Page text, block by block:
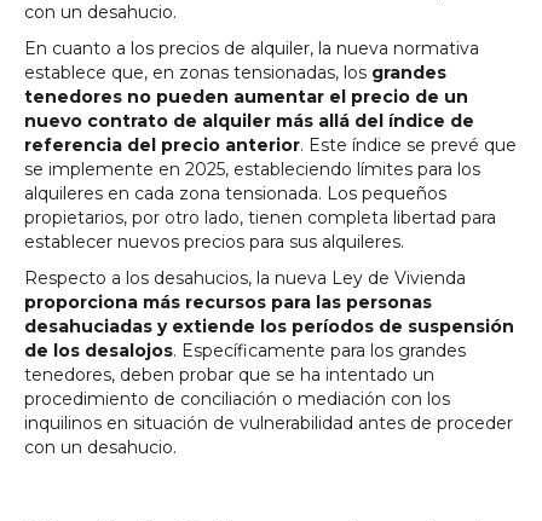
con un desahucio.
En cuanto a los precios de alquiler, la nueva normativa
establece que, en zonas tensionadas, los grandes
tenedores no pueden aumentar el precio de un
nuevo contrato de alquiler más allá del índice de
referencia del precio anterior. Este índice se prevé que
se implemente en 2025, estableciendo límites para los
alquileres en cada zona tensionada. Los pequeños
propietarios, por otro lado, tienen completa libertad para
establecer nuevos precios para sus alquileres.
Respecto a los desahucios, la nueva Ley de Vivienda
proporciona más recursos para las personas
desahuciadas y extiende los períodos de suspensión
de los desalojos. Específicamente para los grandes
tenedores, deben probar que se ha intentado un
procedimiento de conciliación o mediación con los
inquilinos en situación de vulnerabilidad antes de proceder
con un desahucio.